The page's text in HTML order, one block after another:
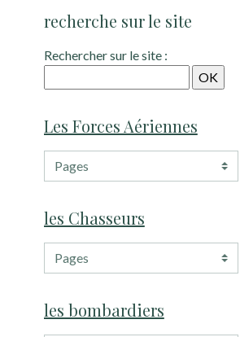
recherche sur le site
Rechercher sur le site :
Les Forces Aériennes
les Chasseurs
les bombardiers